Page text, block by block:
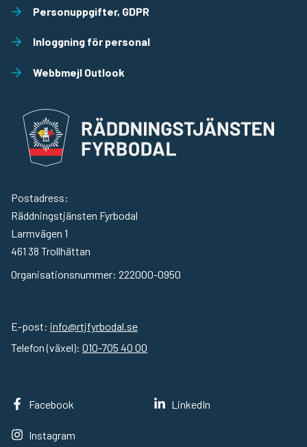
Personuppgifter, GDPR
Inloggning för personal
Webbmejl Outlook
Postadress:
Räddningstjänsten Fyrbodal
Larmvägen 1
461 38 Trollhättan
Organisationsnummer: 222000-0950
E-post: info@rtjfyrbodal.se
Telefon (växel): 010-705 40 00
Facebook LinkedIn
Instagram